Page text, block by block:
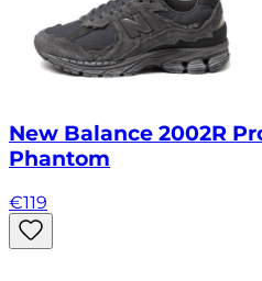
New Balance 2002R
Phantom
€119